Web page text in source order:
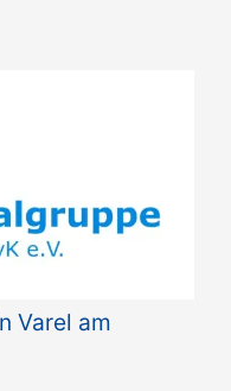
Varel am